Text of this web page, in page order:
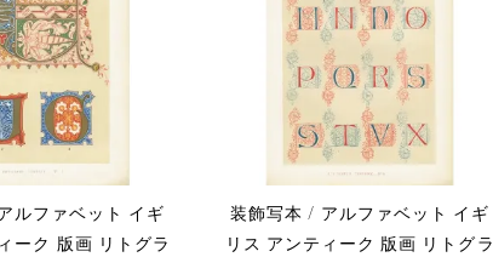
ルファベット イギ
ーク 版画 リトグラ
装飾写本 / アルファベット イギ
リス アンティーク 版画 リトグラ